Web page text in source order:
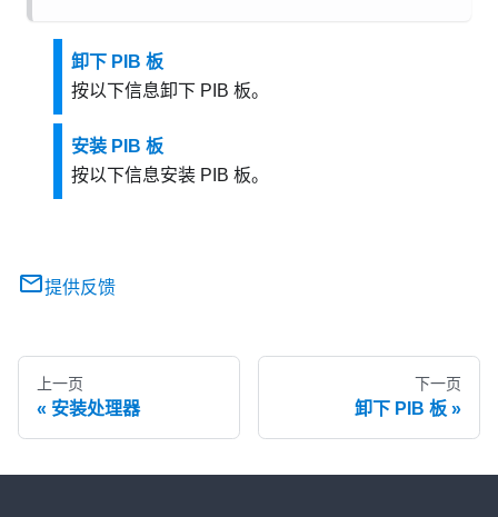
卸下 PIB 板
按以下信息卸下 PIB 板。
安装 PIB 板
按以下信息安装 PIB 板。
提供反馈
上一页
安装处理器
下一页
卸下 PIB 板